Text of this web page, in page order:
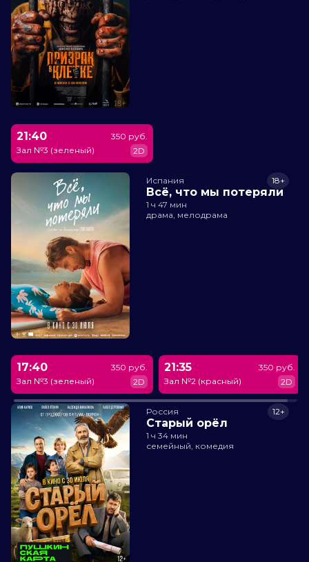
21:40
Зал №3 (зеленый)
350 руб.
2D
Испания
Всё, что мы потеряли
18+
1 ч 47 мин
драма, мелодрама
17:40
Зал №3 (зеленый)
350 руб.
2D
21:35
Зал №2 (красный)
350 руб.
2D
Россия
Старый орёл
12+
1 ч 34 мин
семейный, комедия